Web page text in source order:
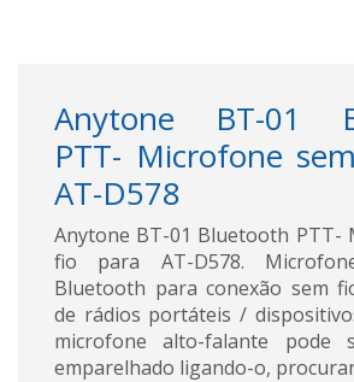
Anytone BT-01
PTT- Microfone
AT-D578
Anytone BT-01 Bluetooth PTT-
fio para AT-D578.
Bluetooth para conexão sem
de rádios portáteis /
microfone alto-falante pode
emparelhado ligando-o,